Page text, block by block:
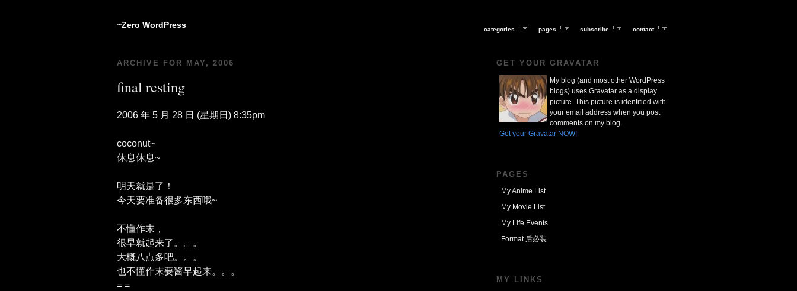
~Zero WordPress categories pages subscribe contact
ARCHIVE FOR MAY, 2006
final resting
2006 年 5 月 28 日 (星期日) 8:35pm
coconut~
休息休息~
明天就是了！
今天要准备很多东西哦~
不懂作末，
很早就起来了。。。
大概八点多吧。。。
也不懂作末要酱早起来。。。
= =
GET YOUR GRAVATAR
My blog (and most other WordPress
blogs) uses Gravatar as a display
picture. This picture is identified with
your email address when you post
comments on my blog.
Get your Gravatar NOW!
PAGES
My Anime List
My Movie List
My Life Events
Format 后必装
MY LINKS